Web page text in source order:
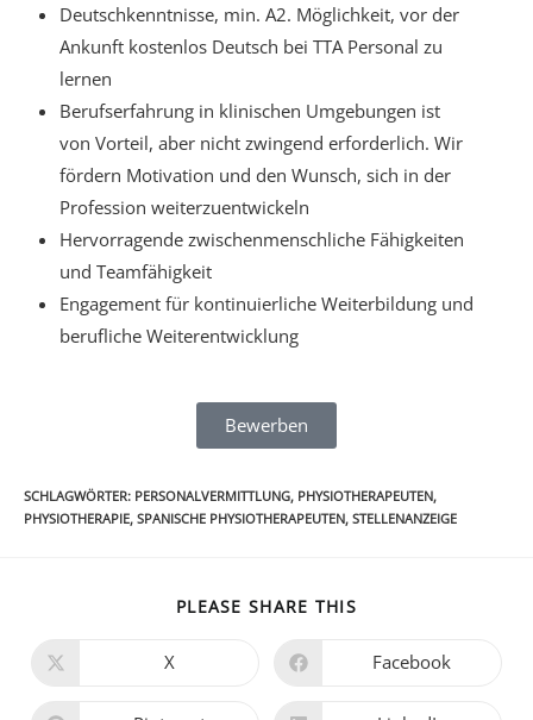
Deutschkenntnisse, min. A2. Möglichkeit, vor der
Ankunft kostenlos Deutsch bei TTA Personal zu
lernen
Berufserfahrung in klinischen Umgebungen ist
von Vorteil, aber nicht zwingend erforderlich. Wir
fördern Motivation und den Wunsch, sich in der
Profession weiterzuentwickeln
Hervorragende zwischenmenschliche Fähigkeiten
und Teamfähigkeit
Engagement für kontinuierliche Weiterbildung und
berufliche Weiterentwicklung
Bewerben
SCHLAGWÖRTER: PERSONALVERMITTLUNG, PHYSIOTHERAPEUTEN,
PHYSIOTHERAPIE, SPANISCHE PHYSIOTHERAPEUTEN, STELLENANZEIGE
PLEASE SHARE THIS
X Facebook